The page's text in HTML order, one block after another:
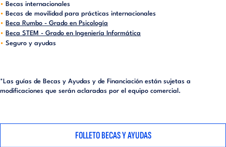
Becas internacionales
Becas de movilidad para prácticas internacionales
Beca Rumbo - Grado en Psicología
Beca STEM - Grado en Ingeniería Informática
Seguro y ayudas
*Las guías de Becas y Ayudas y de Financiación están sujetas a
modificaciones que serán aclaradas por el equipo comercial.
FOLLETO BECAS Y AYUDAS